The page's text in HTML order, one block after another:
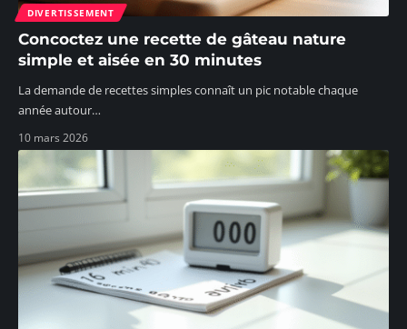
DIVERTISSEMENT
Concoctez une recette de gâteau nature
simple et aisée en 30 minutes
La demande de recettes simples connaît un pic notable chaque
année autour…
10 mars 2026